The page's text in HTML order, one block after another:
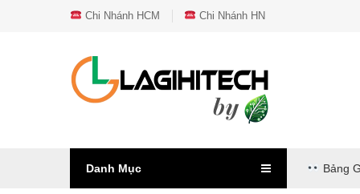
Chi Nhánh HCM Chi Nhánh HN
Danh Mục Bảng